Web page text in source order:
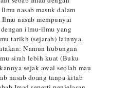
nasab masuk dalam
nasab mempunyai
ilmu-ilmu yang
tarikh (sejarah) lainnya.
Namun hubungan
sirah lebih kuat (Buku
sejak awal seolah mau
nasab doang tanpa kitab